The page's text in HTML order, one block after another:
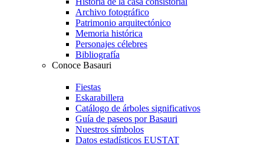
Archivo fotográfico
Patrimonio arquitectónico
Memoria histórica
Personajes célebres
Bibliografía
Conoce Basauri
Fiestas
Eskarabillera
Catálogo de árboles significativos
Guía de paseos por Basauri
Nuestros símbolos
Datos estadísticos EUSTAT